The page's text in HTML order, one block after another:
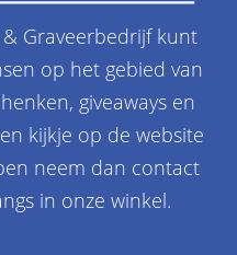
Graveerbedrijf kunt
op het gebied van
giveaways en
kijkje op de website
neem dan contact
in onze winkel.